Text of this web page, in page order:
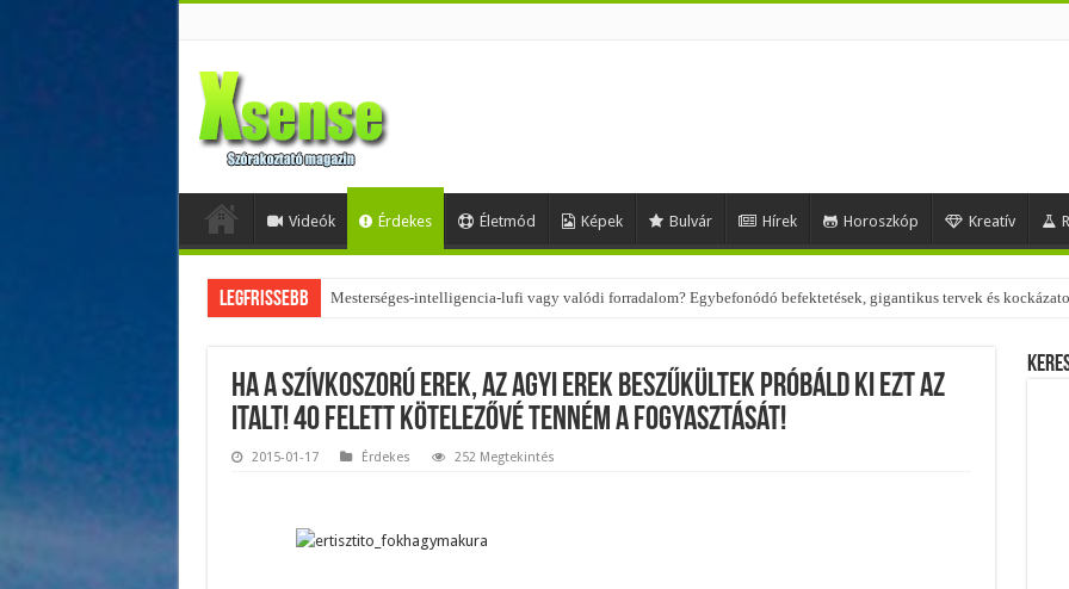
Videók Érdekes Életmód Képek Bulvár Hírek Horoszkóp Kreatív
Legfrissebb Mesterséges-intelligencia-lufi vagy valódi forradalom? Egybefonódó befektetések, gigantikus tervek és
Az övtáskák továbbra is trendik – nézd meg, milyen stílusokhoz illenek!
Ha a szívkoszorú erek, az agyi erek beszűkültek próbáld ki ezt az
italt! 40 felett kötelezővé tenném a fogyasztását!
2015-01-17 Érdekes 252 Megtekintés